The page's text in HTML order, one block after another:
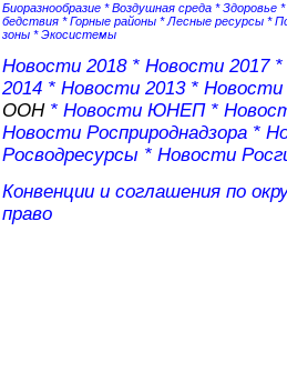
Биоразнообразие *Воздушная среда *Здоровье *
бедствия *Горные районы *Лесные ресурсы *
зоны *Экосистемы
Новости 2018* Новости 2017*
2014* Новости 2013 * Новости
ООН * Новости ЮНЕП*
Новости Росприроднадзора*
Росводресурсы * Новости
Конвенции и соглашения по
право